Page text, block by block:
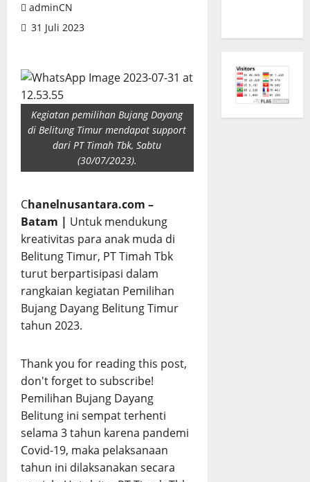
adminCN
31 Juli 2023
Kegiatan pemilihan Bujang Dayang
di Belitung Timur mendapat support
dari PT Timah Tbk, Sabtu
(30/07/2023).
Chanelnusantara.com –
Batam | Untuk mendukung
kreativitas para anak muda di
Belitung Timur, PT Timah Tbk
turut berpartisipasi dalam
rangkaian kegiatan Pemilihan
Bujang Dayang Belitung Timur
tahun 2023.
Thank you for reading this post,
don't forget to subscribe!
Pemilihan Bujang Dayang
Belitung ini sempat terhenti
selama 3 tahun karena pandemi
Covid-19, maka pelaksanaan
tahun ini dilaksanakan secara